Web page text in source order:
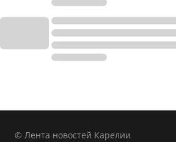
© Лента новостей Карелии